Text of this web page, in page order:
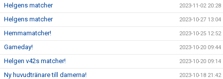
Helgens matcher 2023-11-02 20:28
Helgens matcher 2023-10-27 13:04
Hemmamatcher! 2023-10-25 12:52
Gameday! 2023-10-20 09:44
Helgen v42s matcher! 2023-10-20 09:14
Ny huvudtränare till damerna! 2023-10-18 21:42